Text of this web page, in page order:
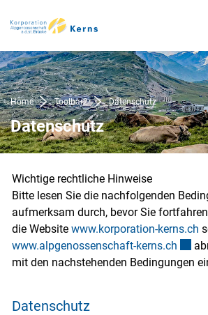
Home Toolbar2 Datenschutz(ausgewählt)
Datenschutz
Wichtige rechtliche Hinweise
Bitte lesen Sie die nachfolgenden
aufmerksam durch, bevor Sie
die Website www.korporation-kerns.ch
www.alpgenossenschaft-kerns.ch
mit den nachstehenden Bedingungen
Datenschutz